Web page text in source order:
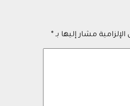
الإلزامية مشار إليها بـ *